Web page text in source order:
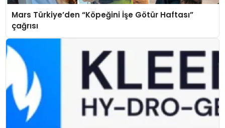
Mars Türkiye’den “Köpeğini İşe Götür Haftası”
çağrısı